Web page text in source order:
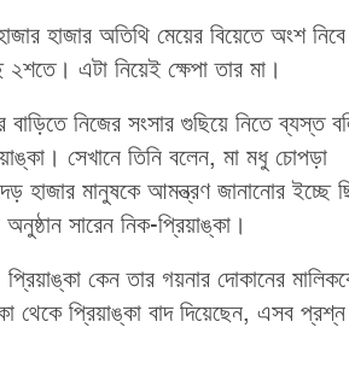
হাজার অতিথি মেয়ের বিয়েতে অংশ
২শতে। এটা নিয়েই ক্ষেপা তার মা।
নিজের সংসার গুছিয়ে নিতে ব্যস্ত
সেখানে তিনি বলেন, মা মধু চোপড়া
হাজার মানুষকে আমন্ত্রণ জানানোর ইচ্ছে
সারেন নিক-প্রিয়াঙ্কা।
কেন তার গয়নার দোকানের
থেকে প্রিয়াঙ্কা বাদ দিয়েছেন, এসব